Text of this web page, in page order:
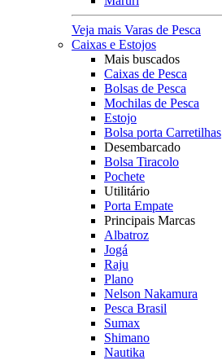
Veja mais Varas de Pesca
Caixas e Estojos
Mais buscados
Caixas de Pesca
Bolsas de Pesca
Mochilas de Pesca
Estojo
Bolsa porta Carretilhas
Desembarcado
Bolsa Tiracolo
Pochete
Utilitário
Porta Empate
Principais Marcas
Albatroz
Jogá
Raju
Plano
Nelson Nakamura
Pesca Brasil
Sumax
Shimano
Nautika